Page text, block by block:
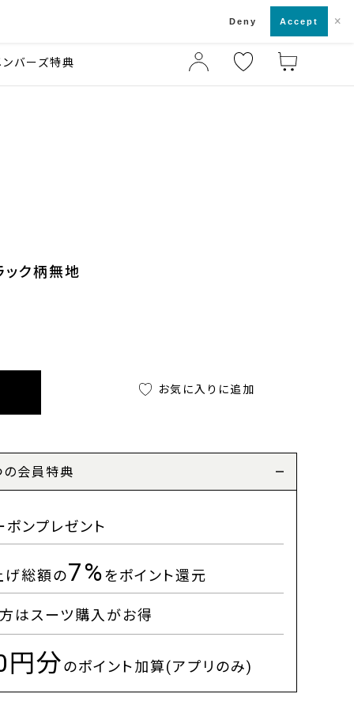
ンバーズ特典
ック柄無地
お気に入りに追加
の会員特典
ポンプレゼント
げ総額の7%をポイント還元
はスーツ購入がお得
円分のポイント加算(アプリのみ)
Deny Accept ×